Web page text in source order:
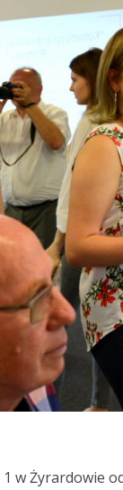
1 w Żyrardowie